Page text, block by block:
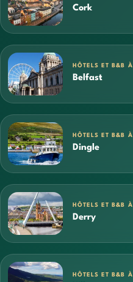
Cork
HÔTELS ET B&B À
Belfast
HÔTELS ET B&B À
Dingle
HÔTELS ET B&B À
Derry
HÔTELS ET B&B À